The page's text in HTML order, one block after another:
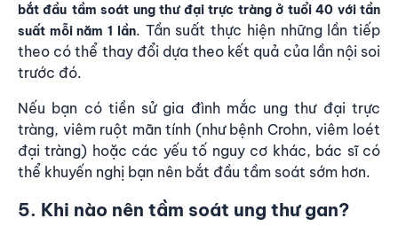
bắt đầu tầm soát ung thư đại trực tràng ở tuổi 40 với tần
suất mỗi năm 1 lần. Tần suất thực hiện những lần tiếp
theo có thể thay đổi dựa theo kết quả của lần nội soi
trước đó.
Nếu bạn có tiền sử gia đình mắc ung thư đại trực
tràng, viêm ruột mãn tính (như bệnh Crohn, viêm loét
đại tràng) hoặc các yếu tố nguy cơ khác, bác sĩ có
thể khuyến nghị bạn nên bắt đầu tầm soát sớm hơn.
5. Khi nào nên tầm soát ung thư gan?